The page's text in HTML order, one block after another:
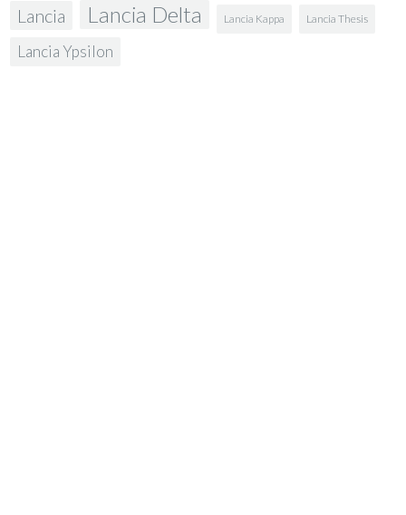
Lancia Lancia Delta Lancia Kappa Lancia Thesis
Lancia Ypsilon